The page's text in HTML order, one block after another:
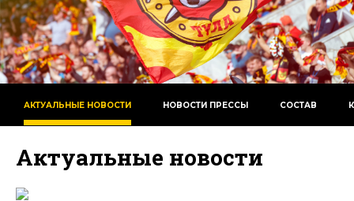
АКТУАЛЬНЫЕ НОВОСТИ НОВОСТИ ПРЕССЫ СОСТАВ
Актуальные новости